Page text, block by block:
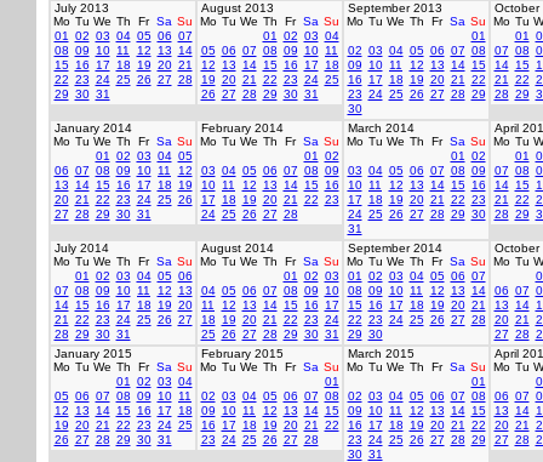
July 2013
Mo Tu We Th Fr Sa Su
01
02 03 04 05 06 07
08 09 10 11 12 13
14
15 16 17 18 19 20 21
22 23 24 25 26 27 28
29 30 31
August 2013
Mo Tu We Th Fr Sa Su
01
02 03 04
05 06 07 08 09 10 11
12
13 14 15 16 17
18
19 20 21 22 23 24 25
26 27 28 29 30 31
September 2013
Mo Tu We Th Fr Sa Su
01
02 03 04 05 06 07 08
09
10 11 12 13 14 15
16
17 18 19 20 21
22
23 24 25 26 27 28 29
30
October
Mo Tu
01
07 08
14 15
21
22
28 29
January 2014
Mo Tu We Th Fr Sa Su
01
02 03 04 05
06 07 08 09 10 11
12
13
14 15 16 17 18
19
20 21 22 23 24 25 26
27 28 29 30 31
February 2014
Mo Tu We Th Fr Sa Su
01
02
03 04 05 06 07 08 09
10 11 12 13 14 15 16
17
18 19 20 21 22 23
24 25 26 27 28
March 2014
Mo Tu We Th Fr Sa Su
01
02
03 04 05 06 07 08 09
10 11 12 13 14 15 16
17
18 19 20 21 22 23
24 25 26 27 28 29 30
31
April
Mo Tu
01
07 08
14 15
21
22
28 29
July 2014
Mo Tu We Th Fr Sa Su
01
02 03 04 05 06
07 08 09 10 11 12
13
14 15 16 17 18 19 20
21
22 23 24 25 26 27
28 29 30 31
August 2014
Mo Tu We Th Fr Sa Su
01
02 03
04 05 06 07 08 09
10
11
12 13 14 15 16
17
18
19 20 21 22 23 24
25 26 27 28 29 30 31
September 2014
Mo Tu We Th Fr Sa Su
01
02 03 04 05 06 07
08 09 10 11 12 13
14
15 16 17 18 19 20 21
22 23 24 25 26 27 28
29 30
October
Mo Tu
06 07
13
14
20 21
27 28
January 2015
Mo Tu We Th Fr Sa Su
01
02 03 04
05 06 07 08 09 10 11
12
13 14 15 16 17
18
19 20 21 22 23 24 25
26 27 28 29 30 31
February 2015
Mo Tu We Th Fr Sa Su
01
02 03 04 05 06 07 08
09
10 11 12 13 14 15
16
17 18 19 20 21
22
23 24 25 26 27 28
March 2015
Mo Tu We Th Fr Sa Su
01
02 03 04 05 06 07 08
09
10 11 12 13 14 15
16
17 18 19 20 21
22
23 24 25 26 27 28 29
30 31
April
Mo Tu
06 07
13
14
20 21
27 28